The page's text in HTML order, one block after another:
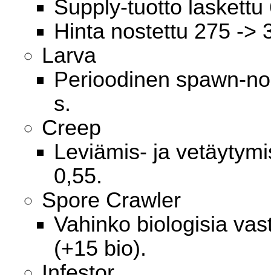
Supply-tuotto laskettu
Hinta nostettu 275 ->
Larva
Perioodinen spawn-
s.
Creep
Leviämis- ja
0,55.
Spore Crawler
Vahinko biologisia
(+15 bio).